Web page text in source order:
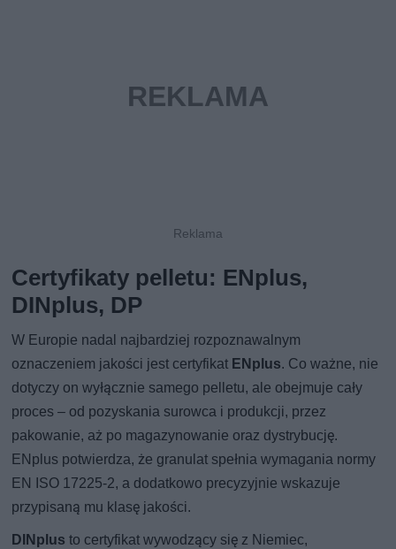
Certyfikaty pelletu: ENplus,
DINplus, DP
W Europie nadal najbardziej rozpoznawalnym
oznaczeniem jakości jest certyfikat ENplus. Co ważne, nie
dotyczy on wyłącznie samego pelletu, ale obejmuje cały
proces – od pozyskania surowca i produkcji, przez
pakowanie, aż po magazynowanie oraz dystrybucję.
ENplus potwierdza, że granulat spełnia wymagania normy
EN ISO 17225-2, a dodatkowo precyzyjnie wskazuje
przypisaną mu klasę jakości.
DINplus to certyfikat wywodzący się z Niemiec,